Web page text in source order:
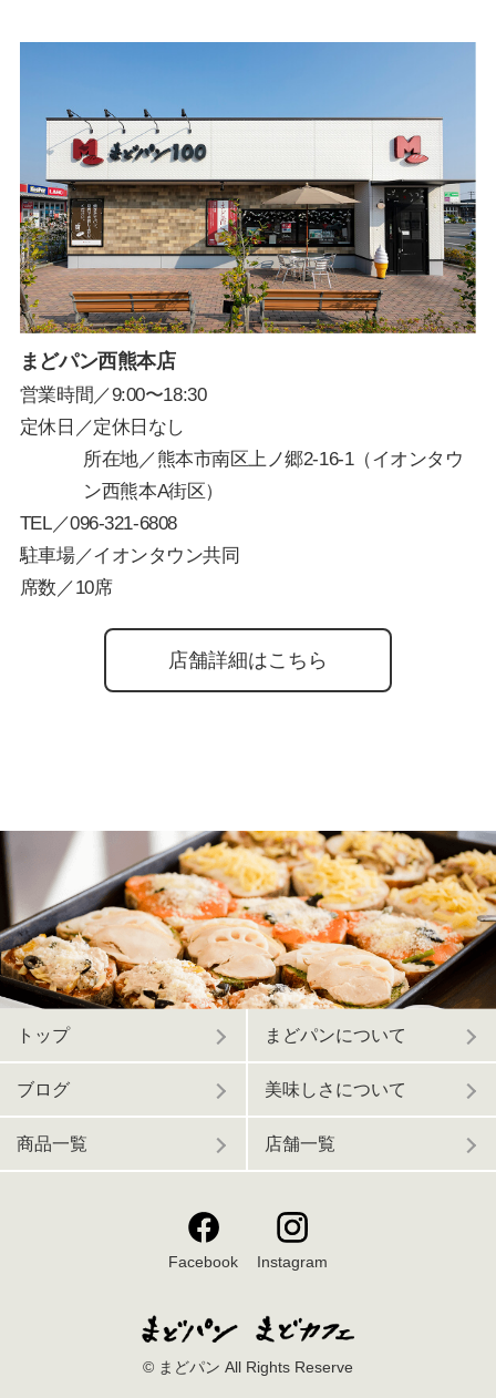
まどパン西熊本店
営業時間／9:00〜18:30
定休日／定休日なし
所在地／熊本市南区上ノ郷2-16-1（イオンタウ
ン西熊本A街区）
TEL／096-321-6808
駐車場／イオンタウン共同
席数／10席
店舗詳細はこちら
トップ まどパンについて
ブログ 美味しさについて
商品一覧 店舗一覧
© まどパン All Rights Reserve
Facebook Instagram